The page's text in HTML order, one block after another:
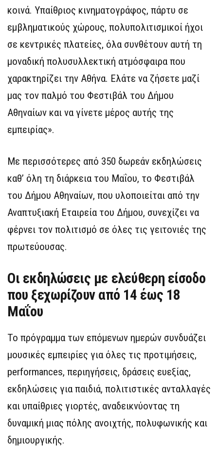
κοινά. Υπαίθριος κινηματογράφος, πάρτυ σε
εμβληματικούς χώρους, πολυπολιτισμικοί ήχοι
σε κεντρικές πλατείες, όλα συνθέτουν αυτή τη
μοναδική πολυσυλλεκτική ατμόσφαιρα που
χαρακτηρίζει την Αθήνα. Ελάτε να ζήσετε μαζί
μας τον παλμό του Φεστιβάλ του Δήμου
Αθηναίων και να γίνετε μέρος αυτής της
εμπειρίας».
Με περισσότερες από 350 δωρεάν εκδηλώσεις
καθ’ όλη τη διάρκεια του Μαΐου, το Φεστιβάλ
του Δήμου Αθηναίων, που υλοποιείται από την
Αναπτυξιακή Εταιρεία του Δήμου, συνεχίζει να
φέρνει τον πολιτισμό σε όλες τις γειτονιές της
πρωτεύουσας.
Οι εκδηλώσεις με ελεύθερη είσοδο
που ξεχωρίζουν από 14 έως 18
Μαΐου
Το πρόγραμμα των επόμενων ημερών συνδυάζει
μουσικές εμπειρίες για όλες τις προτιμήσεις,
performances, περιηγήσεις, δράσεις ευεξίας,
εκδηλώσεις για παιδιά, πολιτιστικές ανταλλαγές
και υπαίθριες γιορτές, αναδεικνύοντας τη
δυναμική μιας πόλης ανοιχτής, πολυφωνικής και
δημιουργικής.